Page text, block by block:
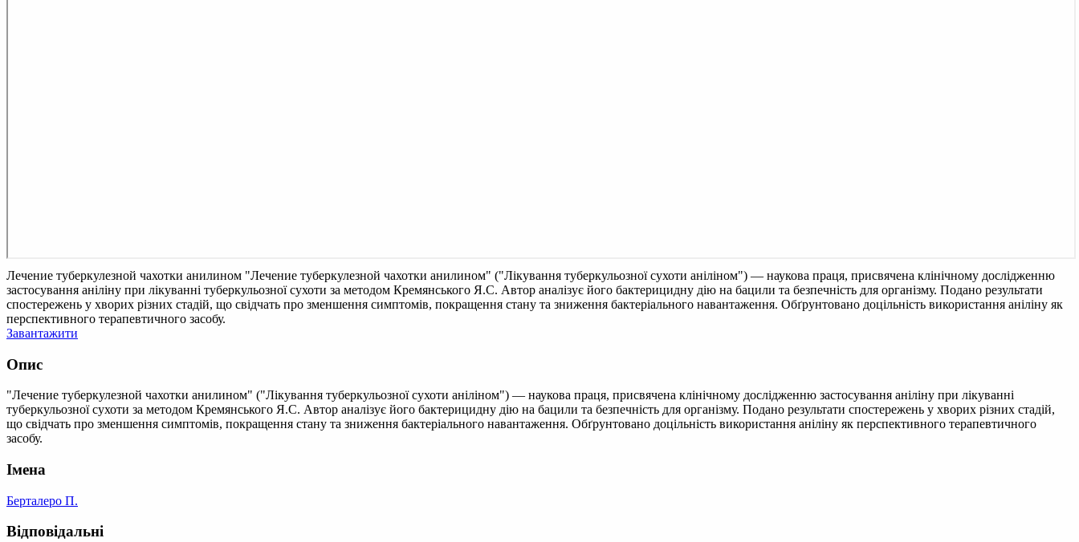
Лечение туберкулезной чахотки анилином "Лечение туберкулезной чахотки анилином" ("Лікування туберкульозної сухоти аніліном") — наукова праця, присвячена клінічному дослідженню
застосування аніліну при лікуванні туберкульозної сухоти за методом Кремянського Я.С. Автор аналізує його бактерицидну дію на бацили та безпечність для організму. Подано результати
спостережень у хворих різних стадій, що свідчать про зменшення симптомів, покращення стану та зниження бактеріального навантаження. Обґрунтовано доцільність використання аніліну як
перспективного терапевтичного засобу.
Завантажити
Опис
"Лечение туберкулезной чахотки анилином" ("Лікування туберкульозної сухоти аніліном") — наукова праця, присвячена клінічному дослідженню застосування аніліну при лікуванні
туберкульозної сухоти за методом Кремянського Я.С. Автор аналізує його бактерицидну дію на бацили та безпечність для організму. Подано результати спостережень у хворих різних стадій,
що свідчать про зменшення симптомів, покращення стану та зниження бактеріального навантаження. Обґрунтовано доцільність використання аніліну як перспективного терапевтичного
засобу.
Імена
Берталеро П.
Відповідальні